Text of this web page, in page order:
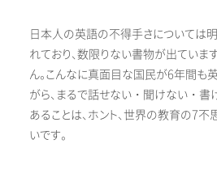
日本人の英語の不得手さについては
れており、数限りない書物が出ていま
ん。こんなに真面目な国民が6年間も
がら、まるで話せない・聞けない・
あることは、ホント、世界の教育の7不
いです。